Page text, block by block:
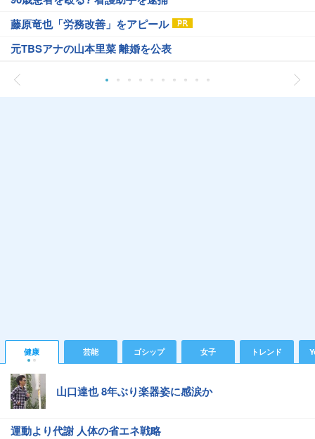
藤原竜也「労務改善」をアピール
元TBSアナの山本里菜 離婚を公表
健康 芸能 ゴシップ 女子 トレンド
山口達也 8年ぶり楽器姿に感涙か
運動より代謝 人体の省エネ戦略